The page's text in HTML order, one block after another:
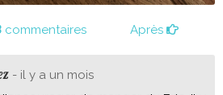
commentaires Après
- il y a un mois